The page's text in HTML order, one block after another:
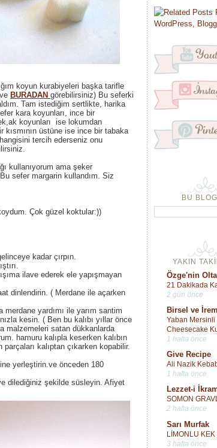
BU
YAKIN
Özge'nin
21 Dakikada
2 gün önce
Birsel ve İrem
Yaban Mersinli
Cheesecake
1 hafta önce
Give Recipe
Ali Nazik
1 hafta önce
Lezzet-i
SOMON
2 hafta önce
Sarı Murfak
LİMONLU KEK
3 hafta önce
koyun kurabiyeleri başka tarifle
ve BURADAN görebilirsiniz) Bu seferki
Tam istediğim sertlikte, harika
kara koyunları, ince bir
koyunları ise lokumdan
üstüne ise ince bir tabaka
tercih ederseniz onu
kullanıyorum ama şeker
sefer margarin kullandım. Siz
Çok güzel koktular:))
kadar çırpın.
ilave ederek ele yapışmayan
dinlendirin. ( Merdane ile açarken
yardımı ile yarım santim
kesin. ( Ben bu kalıbı yıllar önce
malzemeleri satan dükkanlarda
hamuru kalıpla keserken kalıbın
kalıptan çıkarken kopabilir.
yerleştirin.ve önceden 180
dilediğiniz şekilde süsleyin. Afiyet